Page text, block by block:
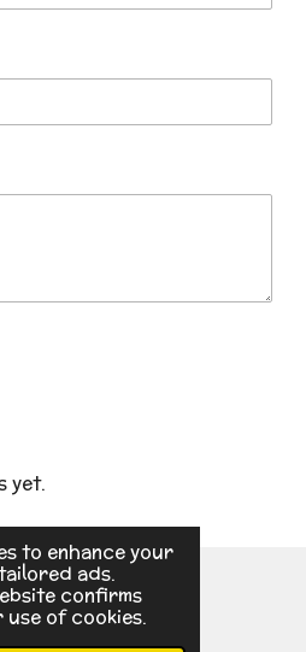
to enhance your
ads.
confirms
of cookies.
yet.